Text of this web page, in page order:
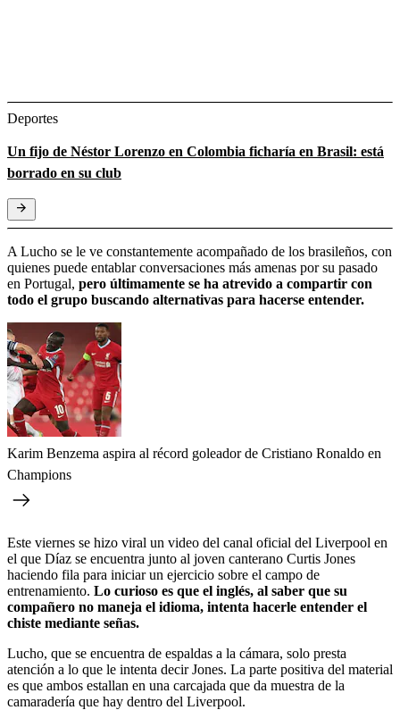
Deportes
Un fijo de Néstor Lorenzo en Colombia ficharía en Brasil: está
borrado en su club
A Lucho se le ve constantemente acompañado de los brasileños, con
quienes puede entablar conversaciones más amenas por su pasado
en Portugal, pero últimamente se ha atrevido a compartir con
todo el grupo buscando alternativas para hacerse entender.
Karim Benzema aspira al récord goleador de Cristiano Ronaldo en
Champions
Este viernes se hizo viral un video del canal oficial del Liverpool en
el que Díaz se encuentra junto al joven canterano Curtis Jones
haciendo fila para iniciar un ejercicio sobre el campo de
entrenamiento. Lo curioso es que el inglés, al saber que su
compañero no maneja el idioma, intenta hacerle entender el
chiste mediante señas.
Lucho, que se encuentra de espaldas a la cámara, solo presta
atención a lo que le intenta decir Jones. La parte positiva del material
es que ambos estallan en una carcajada que da muestra de la
camaradería que hay dentro del Liverpool.